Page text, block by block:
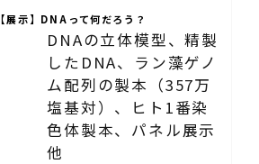
【展示】DNAって何だろう？
DNAの立体模型、精製
したDNA、ラン藻ゲノ
ム配列の製本（357万
塩基対）、ヒト1番染
色体製本、パネル展示
他